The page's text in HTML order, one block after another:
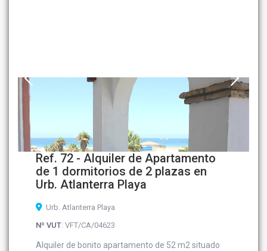
Ref. 72 - Alquiler de Apartamento
de 1 dormitorios de 2 plazas en
Urb. Atlanterra Playa
Urb. Atlanterra Playa
Nº VUT: VFT/CA/04623
Alquiler de bonito apartamento de 52 m2 situado